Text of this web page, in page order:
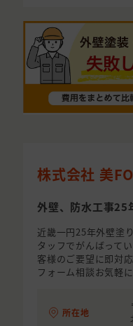
株式会社 美
外壁、防水工事25
近畿一円25年外壁塗
タッフでがんばって
客様のご要望に即対
フォーム相談お気軽
所在地